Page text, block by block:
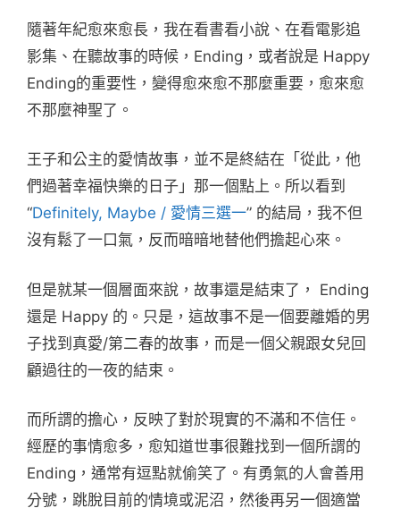
隨著年紀愈來愈長，我在看書看小說、在看電影追
影集、在聽故事的時候，Ending，或者說是 Happy
Ending的重要性，變得愈來愈不那麼重要，愈來愈
不那麼神聖了。
王子和公主的愛情故事，並不是終結在「從此，他
們過著幸福快樂的日子」那一個點上。所以看到
“Definitely, Maybe / 愛情三選一” 的結局，我不但
沒有鬆了一口氣，反而暗暗地替他們擔起心來。
但是就某一個層面來說，故事還是結束了， Ending
還是 Happy 的。只是，這故事不是一個要離婚的男
子找到真愛/第二春的故事，而是一個父親跟女兒回
顧過往的一夜的結束。
而所謂的擔心，反映了對於現實的不滿和不信任。
經歷的事情愈多，愈知道世事很難找到一個所謂的
Ending，通常有逗點就偷笑了。有勇氣的人會善用
分號，跳脫目前的情境或泥沼，然後再另一個適當